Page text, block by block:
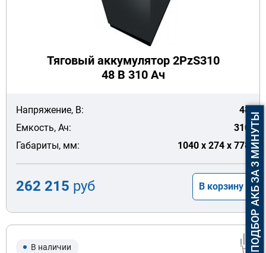
Тяговый аккумулятор 2PzS310
48 В 310 Ач
Напряжение, В:
48
Емкость, Ач:
310
Габариты, мм:
1040 x 274 x 778
262 215 руб В корзину
В наличии ПОДБОР АКБ ЗА 3 МИНУТЫ